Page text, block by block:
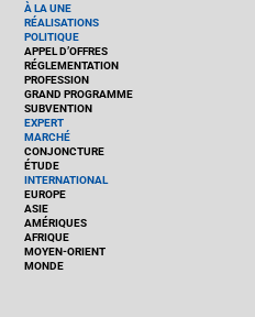
À LA UNE
RÉALISATIONS
POLITIQUE
APPEL D’OFFRES
RÉGLEMENTATION
PROFESSION
GRAND PROGRAMME
SUBVENTION
EXPERT
MARCHÉ
CONJONCTURE
ÉTUDE
INTERNATIONAL
EUROPE
ASIE
AMÉRIQUES
AFRIQUE
MOYEN-ORIENT
MONDE